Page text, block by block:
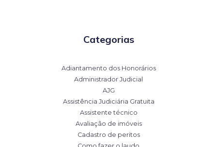
Categorias
Adiantamento dos Honorários
Administrador Judicial
AJG
Assistência Judiciária Gratuita
Assistente técnico
Avaliação de imóveis
Cadastro de peritos